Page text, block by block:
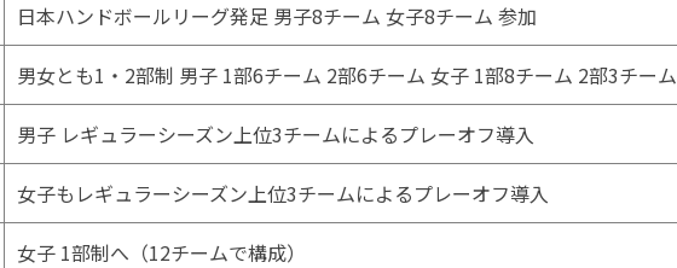
日本ハンドボールリーグ発足 男子8チーム 女子8チーム 参加
男女とも1・2部制 男子 1部6チーム 2部6チーム 女子 1部8チーム 2部3チーム
男子 レギュラーシーズン上位3チームによるプレーオフ導入
女子もレギュラーシーズン上位3チームによるプレーオフ導入
女子 1部制へ（12チームで構成）